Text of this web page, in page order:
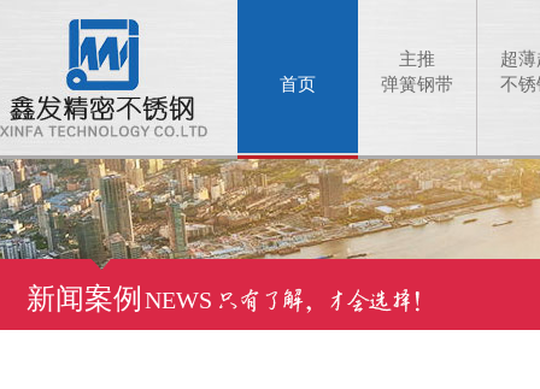
首页
主推
弹簧钢带
超
不锈
新闻案例 NEWS